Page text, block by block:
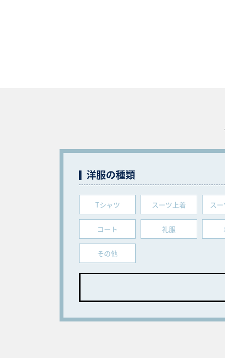
洋服の種類
Tシャツ スーツ上着 ス
コート 礼服
その他